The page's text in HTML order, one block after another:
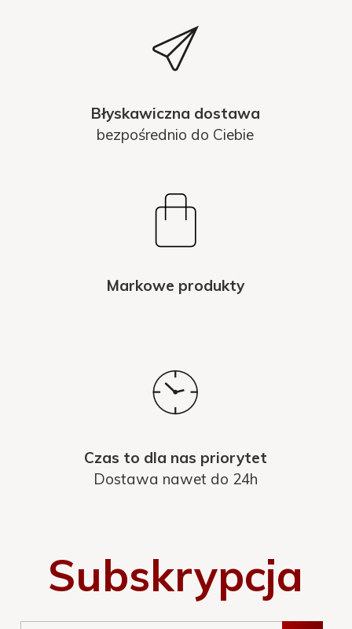
Błyskawiczna dostawa
bezpośrednio do Ciebie
Markowe produkty
Czas to dla nas priorytet
Dostawa nawet do 24h
Subskrypcja